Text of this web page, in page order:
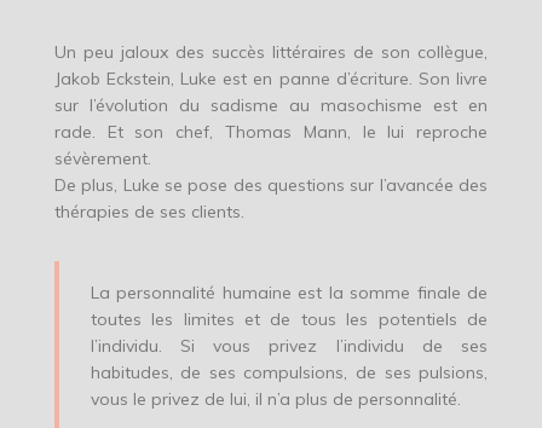
Un peu jaloux des succès littéraires de son collègue,
Jakob Eckstein, Luke est en panne d’écriture. Son livre
sur l’évolution du sadisme au masochisme est en
rade. Et son chef, Thomas Mann, le lui reproche
sévèrement.
De plus, Luke se pose des questions sur l’avancée des
thérapies de ses clients.
La personnalité humaine est la somme finale de
toutes les limites et de tous les potentiels de
l’individu. Si vous privez l’individu de ses
habitudes, de ses compulsions, de ses pulsions,
vous le privez de lui, il n’a plus de personnalité.